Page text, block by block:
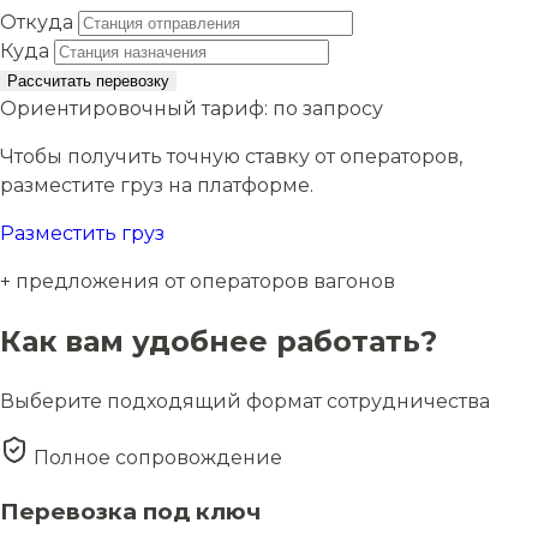
Откуда
Куда
Рассчитать перевозку
Ориентировочный тариф: по запросу
Чтобы получить точную ставку от операторов,
разместите груз на платформе.
Разместить груз
+ предложения от операторов вагонов
Как вам удобнее работать?
Выберите подходящий формат сотрудничества
Полное сопровождение
Перевозка под ключ